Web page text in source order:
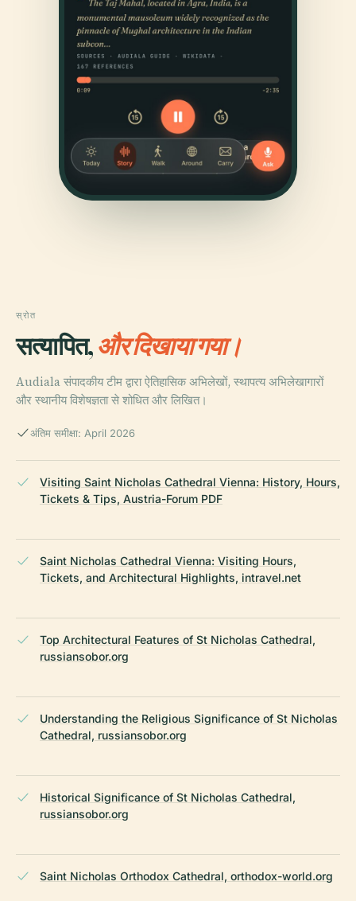
स्रोत
सत्यापित,और दिखाया गया।
Audiala संपादकीय टीम द्वारा ऐतिहासिक अभिलेखों, स्थापत्य अभिलेखागारों
और स्थानीय विशेषज्ञता से शोधित और लिखित।
अंतिम समीक्षा: April 2026
Visiting Saint Nicholas Cathedral Vienna: History, Hours,
Tickets & Tips, Austria-Forum PDF
Saint Nicholas Cathedral Vienna: Visiting Hours,
Tickets, and Architectural Highlights, intravel.net
Top Architectural Features of St Nicholas Cathedral,
russiansobor.org
Understanding the Religious Significance of St Nicholas
Cathedral, russiansobor.org
Historical Significance of St Nicholas Cathedral,
russiansobor.org
Saint Nicholas Orthodox Cathedral, orthodox-world.org